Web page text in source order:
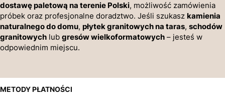
dostawę paletową na terenie Polski, możliwość zamówienia
próbek oraz profesjonalne doradztwo. Jeśli szukasz kamienia
naturalnego do domu, płytek granitowych na taras, schodów
granitowych lub gresów wielkoformatowych – jesteś w
odpowiednim miejscu.
METODY PŁATNOŚCI